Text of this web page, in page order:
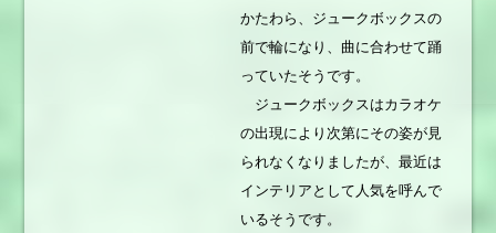
かたわら、ジュークボックスの
前で輪になり、曲に合わせて踊
っていたそうです。
ジュークボックスはカラオケ
の出現により次第にその姿が見
られなくなりましたが、最近は
インテリアとして人気を呼んで
いるそうです。